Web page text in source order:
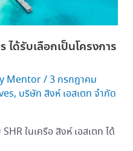
ด้รับเลือกเป็นโครงการ
Mentor/3 กรกฎาคม
, บริษัท สิงห์ เอสเตท จำกัด
ในเครือ สิงห์ เอสเตท ได้